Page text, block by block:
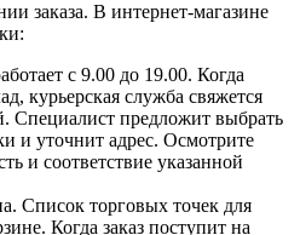
заказа. В интернет-магазине
с 9.00 до 19.00. Когда
курьерская служба свяжется
Специалист предложит выбрать
и уточнит адрес. Осмотрите
и соответствие указанной
Список торговых точек для
Когда заказ поступит на